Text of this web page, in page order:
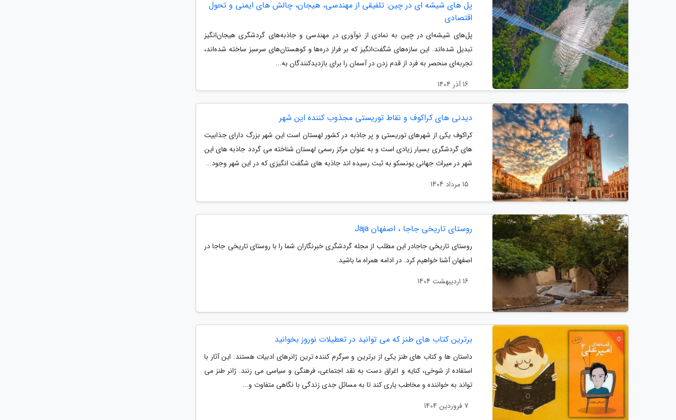
پل های شیشه ای در چین: تلفیقی از مهندسی، هیجان، چالش های ایمنی و تحول
اقتصادی
پل‌های شیشه‌ای در چین به نمادی از نوآوری در مهندسی و جاذبه‌های گردشگری هیجان‌انگیز
تبدیل شده‌اند. این سازه‌های شگفت‌انگیز که بر فراز دره‌ها و کوهستان‌های سرسبز ساخته شده‌اند،
تجربه‌ای منحصر به فرد از قدم زدن در آسمان را برای بازدیدکنندگان به...
16 آذر 1404
دیدنی های کراکوف و نقاط توریستی مجذوب کننده این شهر
کراکوف یکی از شهرهای توریستی و پر جاذبه در کشور لهستان است این شهر بزرگ دارای جذابیت
های گردشگری بسیار زیادی است و به عنوان مرکز رسمی لهستان شناخته می گردد جاذبه های این
شهر در میراث جهانی یونسکو به ثبت رسیده اند جاذبه های شگفت انگیزی که در این شهر وجود...
15 مرداد 1404
روستای تاریخی جاجا ، اصفهان Jaja
روستای تاریخی جاجادر این مطلب از مجله گردشگری خبرنگاران شما را با روستای تاریخی جاجا در
اصفهان آشنا خواهیم کرد. در ادامه همراه ما باشید.
16 اردیبهشت 1404
برترین کتاب های طنز که می توانید در تعطیلات نوروز بخوانید
داستان ها و کتاب های طنز یکی از برترین و سرگرم کننده ترین ژانرهای ادبیات هستند. این آثار با
استفاده از شوخی، کنایه و اغراق دست به نقد اجتماعی، فرهنگی و سیاسی می زنند. ژانر طنز می
تواند به خواننده و مخاطب یاری کند تا به مسائل جدی زندگی با نگاهی متفاوت و...
7 فروردین 1404